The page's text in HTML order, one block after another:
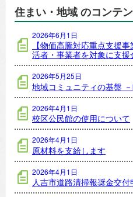
住まい・地域 のコンテ
2026年6月1日
【物価高騰対応重点支援
活者・事業者を対象に支援
2026年5月25日
地域コミュニティの基盤
2026年4月1日
校区公民館の使用について
2026年4月1日
原材料を支給します
2026年4月1日
人吉市道路清掃報奨金交